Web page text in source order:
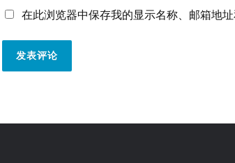
在此浏览器中保存我的显示名称、邮箱地